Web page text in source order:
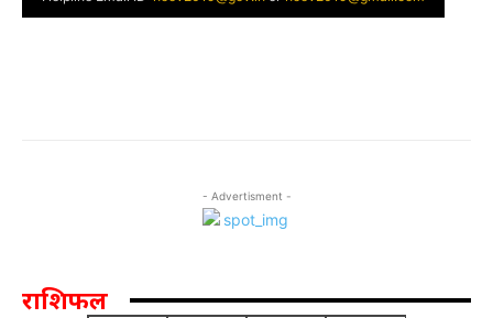
- Advertisment -
राशिफल